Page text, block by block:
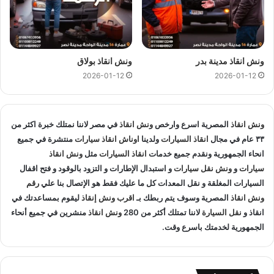
انقاذ منتشرة في الزعفرانة و المناطق المجاوره واوناش انقاذفي
جميع انحاء الجمهورية لإنقاذ ونقل السياراتالمعطلة و سيارات
الحوادث.
انقاذ السيارات
اذا تعطلت سيارتك او تعرضت لحادث سير يمكنك الاتصال بـ ونش
انقاذ المصرية لانقاذ سيارتك ونقلك في الحال فنحن حريصين علي
تقديم و توفير جميع خدماتانقاذ السياراتالتي قد تحتاج اليها سواء
جر السياراتاونقل السيارات.
تغيير الاطارات :
لا تقلق عندما تجد ان اطار سيارتك يحتاج الي تغيير او اصلاح حيث
اننا نساعدك علي القيام بتغيير واستبدال الاطار في الطريق حال
تعطلك.
ونش انقاذ مدينة بدر
2026-01-12
ونش انقاذ بولاق
2026-01-12
ونش انقاذ المصرية اسرع وارخص ونش انقاذفي مصر لاننا نمتلك خبرة اكثر من
٣٣ عام في مجال
انقاذ السياراتولدينا اوناش انقاذ سياراتمنتشرة في جميع
انحاء الجمهورية ونقدم جميع خدمات انقاذ السياراتمثل ونش انقاذ
سياراتو ونش نقل سياراتو استبدال الإطارات و التزود بالوقود و فتح اقفال
السيارات المغلقة و نقل المعدات كل ما عليك فقط هو الإتصال بنا عليرقم
ونش انقاذ المصرية وسوف يتم ربطك بـ اقرب ونش إنقاذليقوم بمساعدتك في
انقاذ و نقل السيارة لاننا تمتلك أكثر من 280 ونش انقاذمنشرين في جميع أنحاء
الجمهورية لخدمتك باسرع وقت.